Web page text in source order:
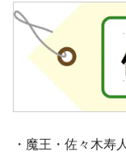
・魔王・佐々木